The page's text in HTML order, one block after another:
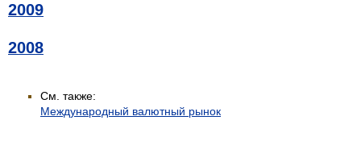
2009
2008
См. также:
Международный валютный рынок